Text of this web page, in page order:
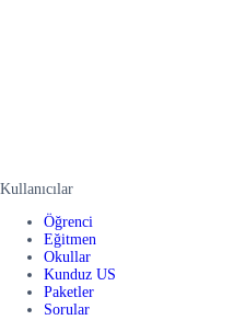
Kullanıcılar
Öğrenci
Eğitmen
Okullar
Kunduz US
Paketler
Sorular